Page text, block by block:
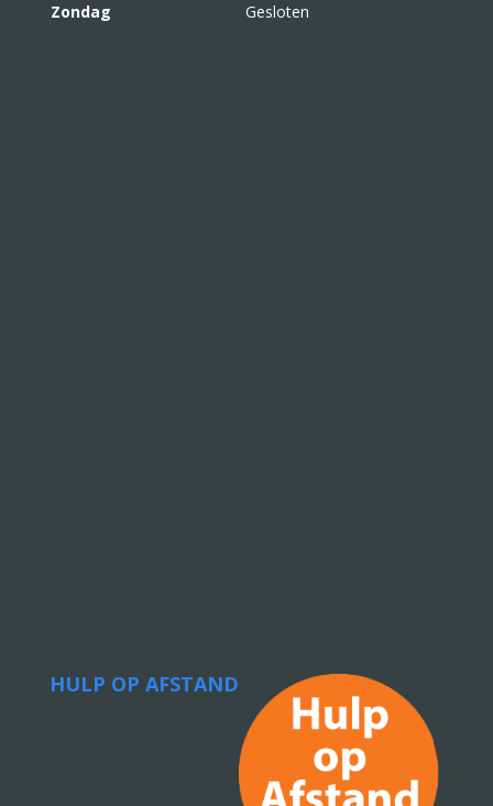
Zondag
Gesloten
HULP OP AFSTAND